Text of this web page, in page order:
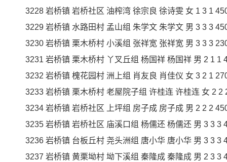
3228 岩桥镇 岩桥社区 油榨湾 徐宗良 徐诗雯 女 1 3 1
3229 岩桥镇 水路田村 孟山组 朱学文 朱学文 男 3 3 3
3230 岩桥镇 栗木桥村 小溪组 张祥宽 张祥宽 男 3 3 3
3231 岩桥镇 栗木桥村 丫叉丘组 杨国祥 杨国祥 男 2 1 1
3232 岩桥镇 槐花园村 洲上组 肖友良 肖佳仪 女 3 2 1
3233 岩桥镇 栗木桥村 老屋院子组 许桂连 许桂连 女 2 2
3234 岩桥镇 岩桥社区 上坪组 房子成 房子成 男 2 2 2
3235 岩桥镇 岩桥社区 庙溪口组 杨儒还 杨儒还 男 3 3 3
3236 岩桥镇 台板丘村 尧头洲组 唐小华 唐小华 男 3 3 3
3237 岩桥镇 黄栗坳村 坳下溪组 秦隆成 秦隆成 男 2 3 3